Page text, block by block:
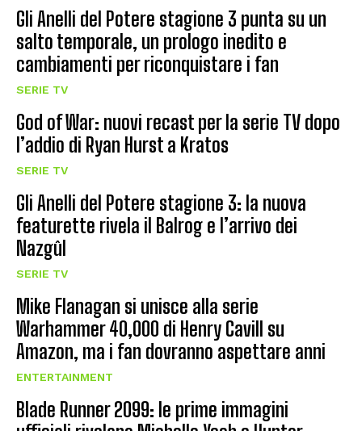
Gli Anelli del Potere stagione 3 punta su un
salto temporale, un prologo inedito e
cambiamenti per riconquistare i fan
SERIE TV
God of War: nuovi recast per la serie TV dopo
l’addio di Ryan Hurst a Kratos
SERIE TV
Gli Anelli del Potere stagione 3: la nuova
featurette rivela il Balrog e l’arrivo dei
Nazgûl
SERIE TV
Mike Flanagan si unisce alla serie
Warhammer 40,000 di Henry Cavill su
Amazon, ma i fan dovranno aspettare anni
ENTERTAINMENT
Blade Runner 2099: le prime immagini